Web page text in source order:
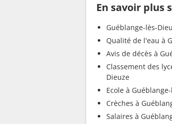
En savoir plus
Guéblange-lès-
Qualité de l'eau à
Avis de décès à
Classement des
Dieuze
Ecole à
Crèches à
Salaires à